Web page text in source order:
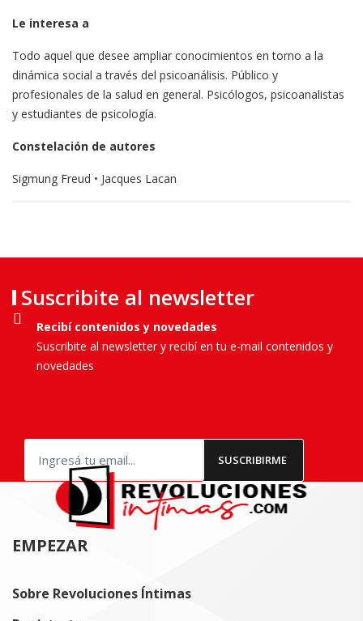
Le interesa a
Todo aquel que desee ampliar conocimientos en torno a la
dinámica social a través del psicoanálisis. Público y
profesionales de la salud en general. Psicólogos, psicoanalistas
y estudiantes de psicología.
Constelación de autores
Sigmung Freud • Jacques Lacan
Suscribite al newsletter
Recibí contenidos y novedades
Suscribite al newsletter y recibí en tu e-mail contenidos y
novedades
EMPEZAR
Sobre Revoluciones Íntimas